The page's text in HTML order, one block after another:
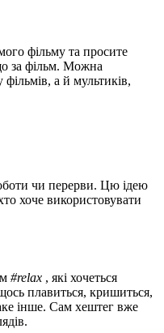
фільму та просите
за фільм. Можна
а й мультиків,
чи перерви. Цю ідею
хоче використовувати
#relax , які хочеться
плавиться, кришиться,
інше. Сам хештег вже